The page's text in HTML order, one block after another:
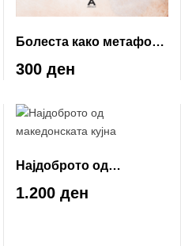
Болеста како метафора
/ Сидата и нејзините
метафори
300 ден
Најдоброто од
македонската кујна
1.200 ден